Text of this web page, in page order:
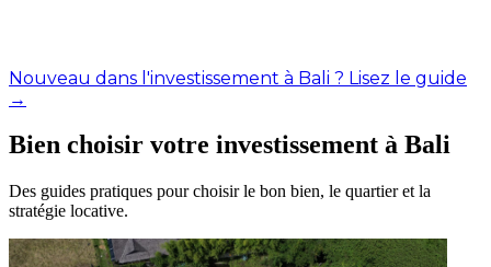
Nouveau dans l'investissement à Bali ? Lisez le guide
→
Bien choisir votre investissement à Bali
Des guides pratiques pour choisir le bon bien, le quartier et la
stratégie locative.